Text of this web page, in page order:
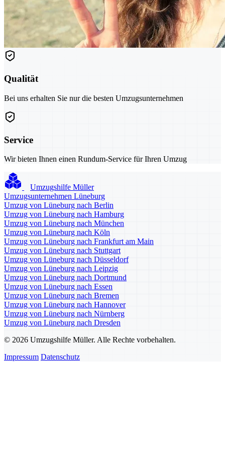
Qualität
Bei uns erhalten Sie nur die besten Umzugsunternehmen
Service
Wir bieten Ihnen einen Rundum-Service für Ihren Umzug
Umzugshilfe Müller
Umzugsunternehmen Lüneburg
Umzug von Lüneburg nach Berlin
Umzug von Lüneburg nach Hamburg
Umzug von Lüneburg nach München
Umzug von Lüneburg nach Köln
Umzug von Lüneburg nach Frankfurt am Main
Umzug von Lüneburg nach Stuttgart
Umzug von Lüneburg nach Düsseldorf
Umzug von Lüneburg nach Leipzig
Umzug von Lüneburg nach Dortmund
Umzug von Lüneburg nach Essen
Umzug von Lüneburg nach Bremen
Umzug von Lüneburg nach Hannover
Umzug von Lüneburg nach Nürnberg
Umzug von Lüneburg nach Dresden
© 2026 Umzugshilfe Müller. Alle Rechte vorbehalten.
Impressum Datenschutz